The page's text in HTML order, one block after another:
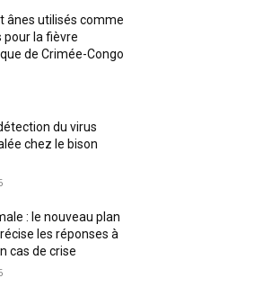
ânes utilisés comme
pour la fièvre
de Crimée-Congo
du virus
chez le bison
: le nouveau plan
les réponses à
cas de crise